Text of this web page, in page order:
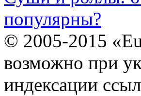
популярны?
© 2005-2015
возможно при
индексации